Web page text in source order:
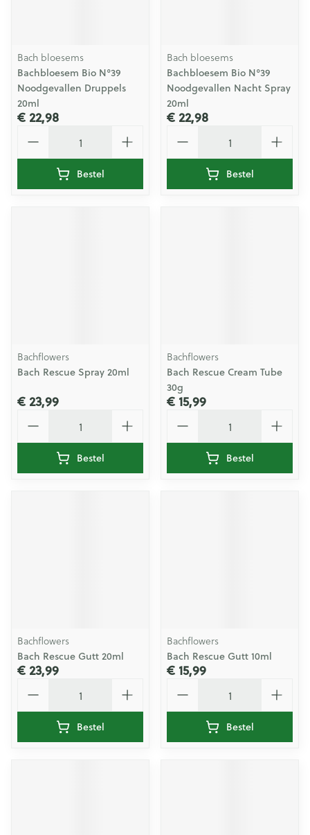
Bach bloesems
Bachbloesem Bio N°39
Noodgevallen Druppels
20ml
€ 22,98
Bestel
Bach bloesems
Bachbloesem Bio N°39
Noodgevallen Nacht Spray
20ml
€ 22,98
Bestel
Bachflowers
Bach Rescue Spray 20ml
€ 23,99
Bestel
Bachflowers
Bach Rescue Cream Tube
30g
€ 15,99
Bestel
Bachflowers
Bach Rescue Gutt 20ml
€ 23,99
Bestel
Bachflowers
Bach Rescue Gutt 10ml
€ 15,99
Bestel